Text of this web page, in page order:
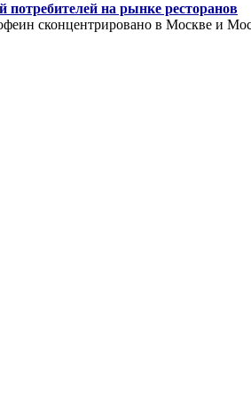
потребителей на рынке ресторанов
сконцентрировано в Москве и